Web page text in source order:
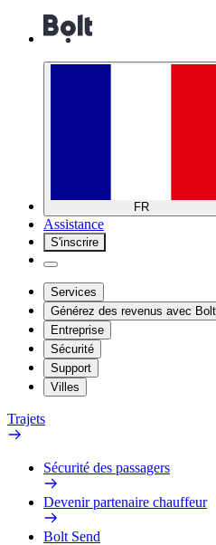
FR
Assistance
S'inscrire
Services
Générez des revenus avec Bolt
Entreprise
Sécurité
Support
Villes
Trajets
Sécurité des passagers
Devenir partenaire chauffeur
Bolt Send